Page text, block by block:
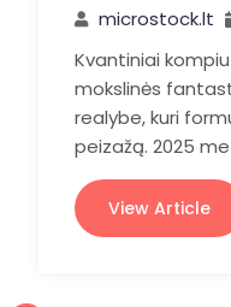
microstock.lt
Kvantiniai
mokslinės
realybe, kuri
peizažą. 2025
View Article